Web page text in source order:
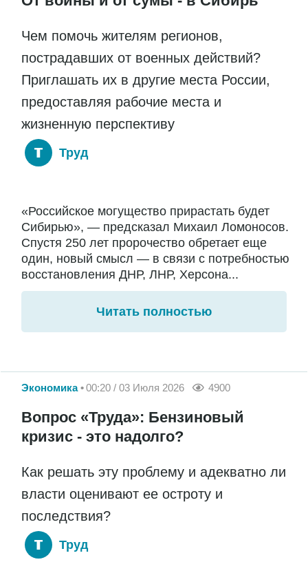
Чем помочь жителям регионов,
пострадавших от военных действий?
Приглашать их в другие места России,
предоставляя рабочие места и
жизненную перспективу
Труд
«Российское могущество прирастать будет
Сибирью», — предсказал Михаил Ломоносов.
Спустя 250 лет пророчество обретает еще
один, новый смысл — в связи с потребностью
восстановления ДНР, ЛНР, Херсона...
Читать полностью
Экономика 00:20 / 03 Июля 2026 4900
Вопрос «Труда»: Бензиновый
кризис - это надолго?
Как решать эту проблему и адекватно ли
власти оценивают ее остроту и
последствия?
Труд